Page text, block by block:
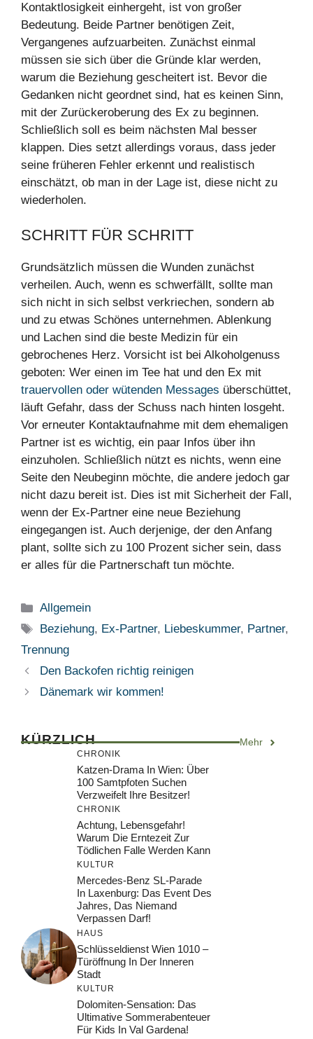
Kontaktlosigkeit einhergeht, ist von großer
Bedeutung. Beide Partner benötigen Zeit,
Vergangenes aufzuarbeiten. Zunächst einmal
müssen sie sich über die Gründe klar werden,
warum die Beziehung gescheitert ist. Bevor die
Gedanken nicht geordnet sind, hat es keinen Sinn,
mit der Zurückeroberung des Ex zu beginnen.
Schließlich soll es beim nächsten Mal besser
klappen. Dies setzt allerdings voraus, dass jeder
seine früheren Fehler erkennt und realistisch
einschätzt, ob man in der Lage ist, diese nicht zu
wiederholen.
SCHRITT FÜR SCHRITT
Grundsätzlich müssen die Wunden zunächst
verheilen. Auch, wenn es schwerfällt, sollte man
sich nicht in sich selbst verkriechen, sondern ab
und zu etwas Schönes unternehmen. Ablenkung
und Lachen sind die beste Medizin für ein
gebrochenes Herz. Vorsicht ist bei Alkoholgenuss
geboten: Wer einen im Tee hat und den Ex mit
trauervollen oder wütenden Messages überschüttet,
läuft Gefahr, dass der Schuss nach hinten losgeht.
Vor erneuter Kontaktaufnahme mit dem ehemaligen
Partner ist es wichtig, ein paar Infos über ihn
einzuholen. Schließlich nützt es nichts, wenn eine
Seite den Neubeginn möchte, die andere jedoch gar
nicht dazu bereit ist. Dies ist mit Sicherheit der Fall,
wenn der Ex-Partner eine neue Beziehung
eingegangen ist. Auch derjenige, der den Anfang
plant, sollte sich zu 100 Prozent sicher sein, dass
er alles für die Partnerschaft tun möchte.
Kategorien
Allgemein
Schlagwörter
Beziehung, Ex-Partner, Liebeskummer, Partner,
Trennung
Den Backofen richtig reinigen
Dänemark wir kommen!
KÜRZLICH Mehr
CHRONIK
Katzen-Drama In Wien: Über
100 Samtpfoten Suchen
Verzweifelt Ihre Besitzer!
CHRONIK
Achtung, Lebensgefahr!
Warum Die Erntezeit Zur
Tödlichen Falle Werden Kann
KULTUR
Mercedes-Benz SL-Parade
In Laxenburg: Das Event Des
Jahres, Das Niemand
Verpassen Darf!
HAUS
Schlüsseldienst Wien 1010 –
Türöffnung In Der Inneren
Stadt
KULTUR
Dolomiten-Sensation: Das
Ultimative Sommerabenteuer
Für Kids In Val Gardena!